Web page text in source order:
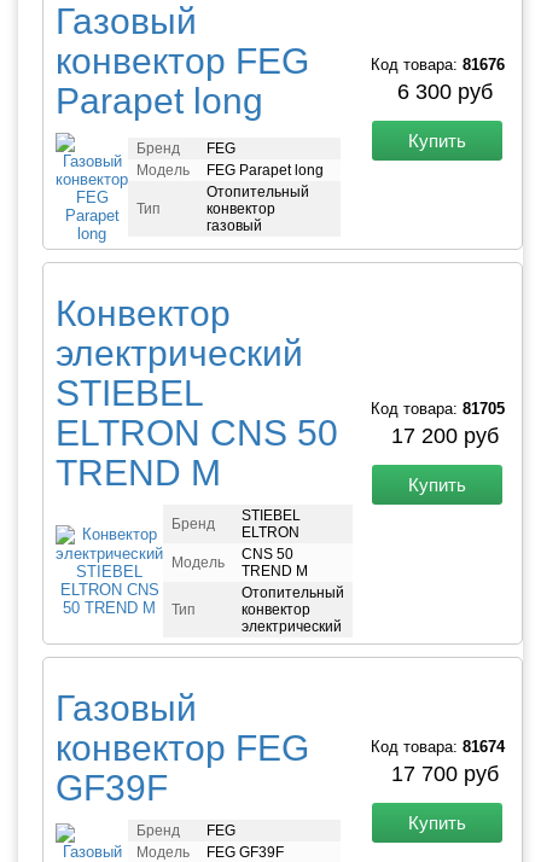
Газовый
конвектор FEG
Parapet long
Код товара: 81676
6 300 руб
Купить
Бренд
FEG
Модель
FEG Parapet long
Тип
Отопительный
конвектор
газовый
Конвектор
электрический
STIEBEL
ELTRON CNS 50
TREND M
Код товара: 81705
17 200 руб
Купить
Бренд
STIEBEL
ELTRON
Модель
CNS 50
TREND M
Тип
Отопительный
конвектор
электрический
Газовый
конвектор FEG
GF39F
Код товара: 81674
17 700 руб
Купить
Бренд
FEG
Модель
FEG GF39F